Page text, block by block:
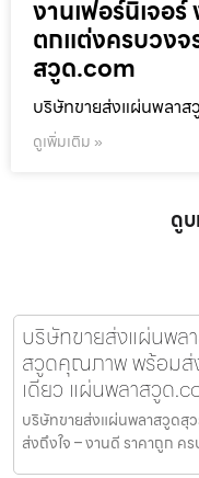
งานเฟอร์นิเจอ
ตกแต่งครบวงจ
สวูด.com
บริษัทขายส่งแผ่นพลาส
ดูเพิ่มเติม »
ดู
บริษัทขายส่งแผ่นพล
สวูดคุณภาพ พร้อมส่
เดียว แผ่นพลาสวูด
บริษัทขายส่งแผ่นพลาสวูด
ส่งถึงใจ – งานดี ราคาถูก